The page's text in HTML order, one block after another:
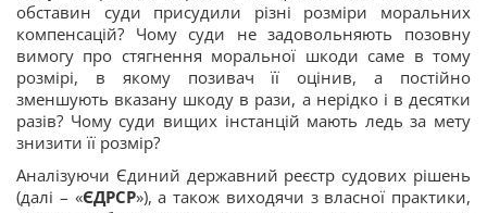
обставин суди присудили різні розміри моральних
компенсацій? Чому суди не задовольняють позовну
вимогу про стягнення моральної шкоди саме в тому
розмірі, в якому позивач її оцінив, а постійно
зменшують вказану шкоду в рази, а нерідко і в десятки
разів? Чому суди вищих інстанцій мають ледь за мету
знизити її розмір?
Аналізуючи Єдиний державний реєстр судових рішень
(далі – «ЄДРСР»), а також виходячи з власної практики,